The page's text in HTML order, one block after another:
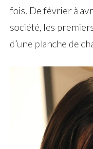
fois. De février à
société, les
d’une planche de